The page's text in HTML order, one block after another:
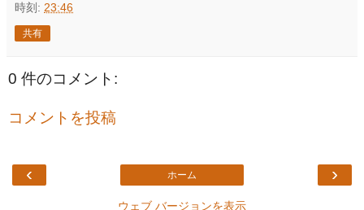
時刻: 23:46
共有
0 件のコメント:
コメントを投稿
‹ ›
ホーム
ウェブ バージョンを表示